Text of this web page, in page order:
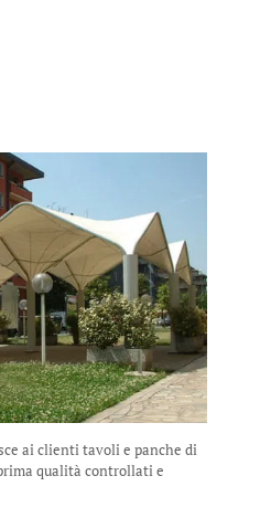
ai clienti tavoli e panche di
qualità controllati e